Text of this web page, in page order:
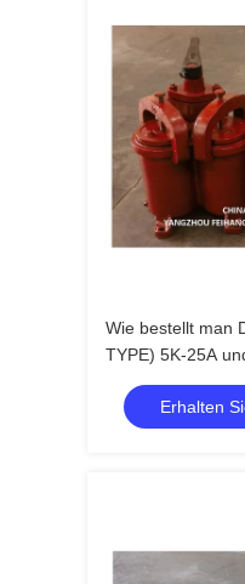
Wie bestellt man
TYPE) 5K-25A
(U-TYPE)
Erhalten